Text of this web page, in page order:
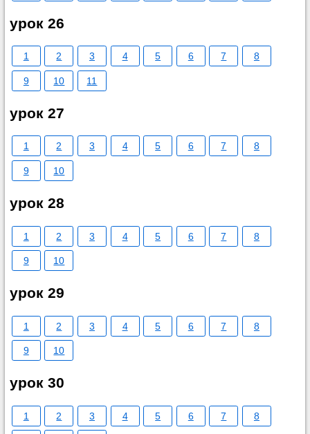
урок 26
1 2 3 4 5 6 7 8
9 10 11
урок 27
1 2 3 4 5 6 7 8
9 10
урок 28
1 2 3 4 5 6 7 8
9 10
урок 29
1 2 3 4 5 6 7 8
9 10
урок 30
1 2 3 4 5 6 7 8